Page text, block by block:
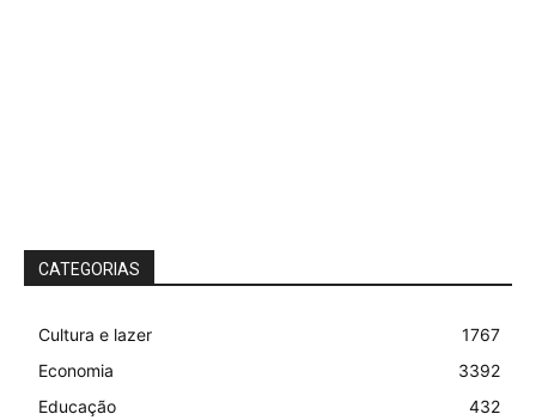
CATEGORIAS
Cultura e lazer
1767
Economia
3392
Educação
432